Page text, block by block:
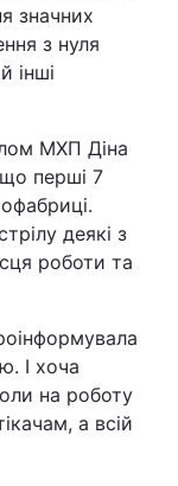
значних
з нуля
інші
МХП Діна
перші 7
деякі з
роботи та
І хоча
на роботу
а всій